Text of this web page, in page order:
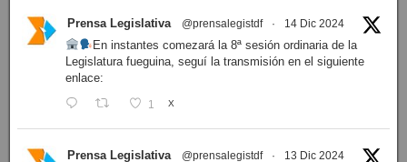
Prensa Legislativa @prensalegistdf · 14 Dic 2024
En instantes comezará la 8ª sesión ordinaria de la
Legislatura fueguina, seguí la transmisión en el siguiente
enlace:
1 X
Prensa Legislativa @prensalegistdf · 13 Dic 2024